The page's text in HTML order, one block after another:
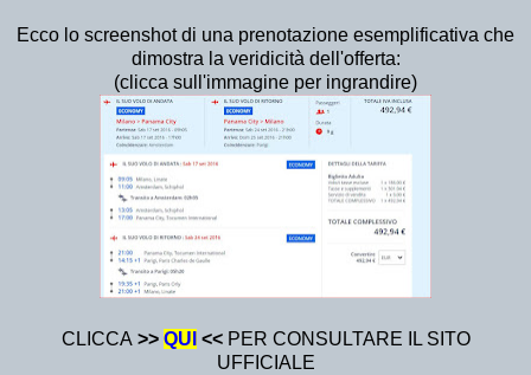
Ecco lo screenshot di una prenotazione esemplificativa che
dimostra la veridicità dell'offerta:
(clicca sull'immagine per ingrandire)
CLICCA >> QUI <<PER CONSULTARE IL SITO
UFFICIALE